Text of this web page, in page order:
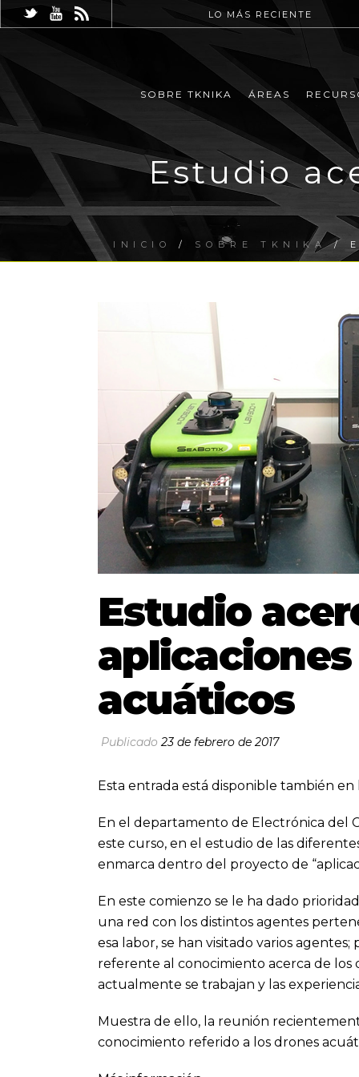
LO MÁS RECIENTE
SOBRE TKNIKA ÁREAS
Estudio
INICIO / SOBRE TKNIKA/
Estudio
acuáticos
Publicado23 de febrero de 2017
Esta entrada está disponible también en
En el departamento de Electrónica del
este curso, en el estudio de las
enmarca dentro del proyecto de
En este comienzo se le ha dado
una red con los distintos agentes
esa labor, se han visitado varios
referente al conocimiento acerca de los
actualmente se trabajan y las
Muestra de ello, la reunión
conocimiento referido a los drones